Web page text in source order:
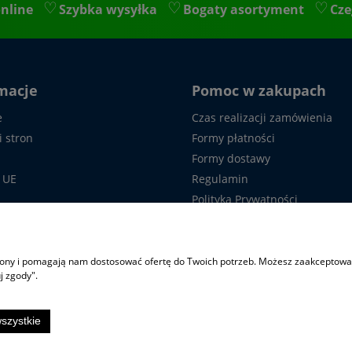
Szybka wysyłka Bogaty asortyment
stron
Pomoc w zakupach
Czas realizacji zamówienia
Formy płatności
Formy dostawy
Regulamin
Polityka Prywatności
Częste pytania
i pomagają nam dostosować ofertę do Twoich potrzeb. Możesz
zgody".